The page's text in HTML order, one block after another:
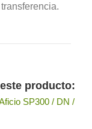
producto:
SP300 / DN /